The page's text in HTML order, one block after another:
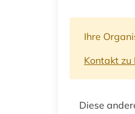
Ihre
Kontakt zu
Diese